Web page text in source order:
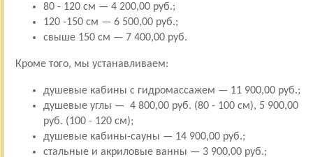
80 - 120 см — 4 200,00 руб.;
120 -150 см — 6 500,00 руб.;
свыше 150 см — 7 400,00 руб.
Кроме того, мы устанавливаем:
душевые кабины с гидромассажем — 11 900,00 руб.;
душевые углы — 4 800,00 руб. (80 - 100 см), 5 900,00
руб. (100 - 120 см);
душевые кабины-сауны — 14 900,00 руб.;
стальные и акриловые ванны — 3 900,00 руб.;